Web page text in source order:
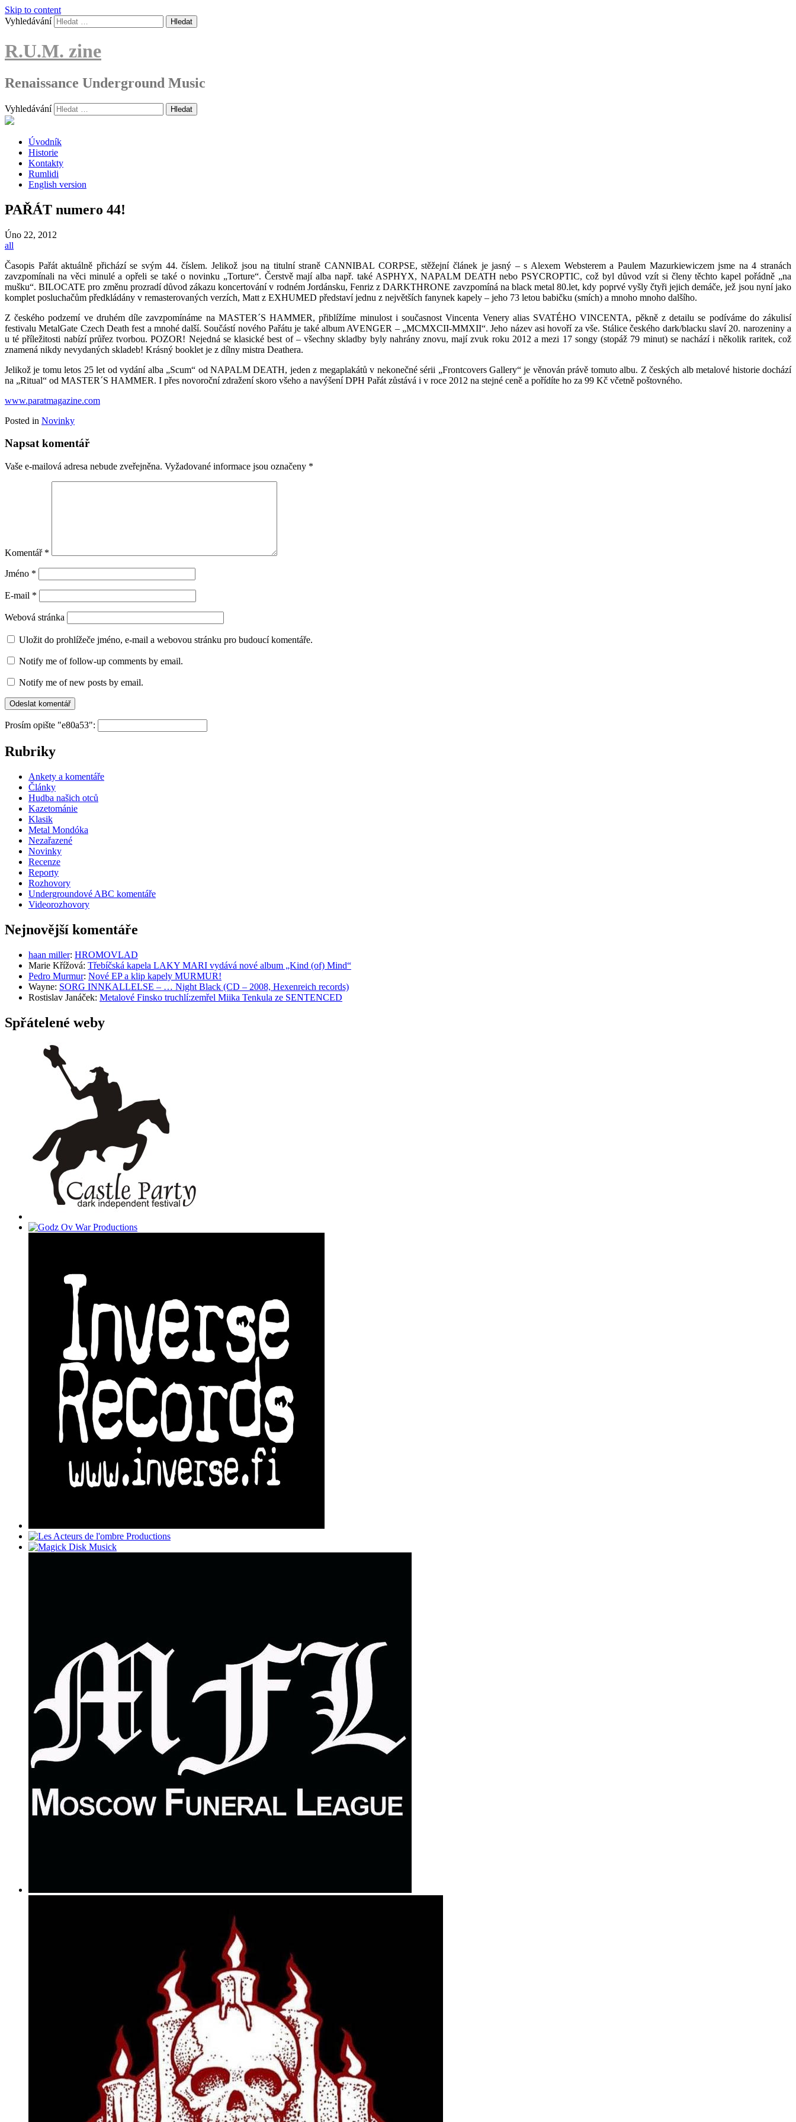
Skip to content
Vyhledávání
R.U.M. zine
Renaissance Underground Music
Vyhledávání
Úvodník
Historie
Kontakty
Rumlidi
English version
PAŘÁT numero 44!
Úno 22, 2012
all
Časopis Pařát aktuálně přichází se svým 44. číslem. Jelikož jsou na titulní straně CANNIBAL CORPSE, stěžejní článek je jasný – s Alexem Websterem a Paulem Mazurkiewiczem jsme na 4 stranách
zavzpomínali na věci minulé a opřeli se také o novinku „Torture“. Čerstvě mají alba např. také ASPHYX, NAPALM DEATH nebo PSYCROPTIC, což byl důvod vzít si členy těchto kapel pořádně „na
mušku“. BILOCATE pro změnu prozradí důvod zákazu koncertování v rodném Jordánsku, Fenriz z DARKTHRONE zavzpomíná na black metal 80.let, kdy poprvé vyšly čtyři jejich demáče, jež jsou nyní jako
komplet posluchačům předkládány v remasterovaných verzích, Matt z EXHUMED představí jednu z největších fanynek kapely – jeho 73 letou babičku (smích) a mnoho mnoho dalšího.
Z českého podzemí ve druhém díle zavzpomínáme na MASTER´S HAMMER, přiblížíme minulost i současnost Vincenta Venery alias SVATÉHO VINCENTA, pěkně z detailu se podíváme do zákulisí
festivalu MetalGate Czech Death fest a mnohé další. Součástí nového Pařátu je také album AVENGER – „MCMXCII-MMXII“. Jeho název asi hovoří za vše. Stálice českého dark/blacku slaví 20. narozeniny a
u té příležitosti nabízí průřez tvorbou. POZOR! Nejedná se klasické best of – všechny skladby byly nahrány znovu, mají zvuk roku 2012 a mezi 17 songy (stopáž 79 minut) se nachází i několik raritek, což
znamená nikdy nevydaných skladeb! Krásný booklet je z dílny mistra Deathera.
Jelikož je tomu letos 25 let od vydání alba „Scum“ od NAPALM DEATH, jeden z megaplakátů v nekonečné sérii „Frontcovers Gallery“ je věnován právě tomuto albu. Z českých alb metalové historie dochází
na „Ritual“ od MASTER´S HAMMER. I přes novoroční zdražení skoro všeho a navýšení DPH Pařát zůstává i v roce 2012 na stejné ceně a pořídíte ho za 99 Kč včetně poštovného.
www.paratmagazine.com
Posted in Novinky
Napsat komentář
Vaše e-mailová adresa nebude zveřejněna. Vyžadované informace jsou označeny *
Komentář *
Jméno *
E-mail *
Webová stránka
Uložit do prohlížeče jméno, e-mail a webovou stránku pro budoucí komentáře.
Notify me of follow-up comments by email.
Notify me of new posts by email.
Prosím opište "e80a53":
Rubriky
Ankety a komentáře
Články
Hudba našich otců
Kazetománie
Klasik
Metal Mondóka
Nezařazené
Novinky
Recenze
Reporty
Rozhovory
Undergroundové ABC komentáře
Videorozhovory
Nejnovější komentáře
haan miller: HROMOVLAD
Marie Křížová: Třebíčská kapela LAKY MARI vydává nové album „Kind (of) Mind“
Pedro Murmur: Nové EP a klip kapely MURMUR!
Wayne: SORG INNKALLELSE – … Night Black (CD – 2008, Hexenreich records)
Rostislav Janáček: Metalové Finsko truchlí:zemřel Miika Tenkula ze SENTENCED
Spřátelené weby